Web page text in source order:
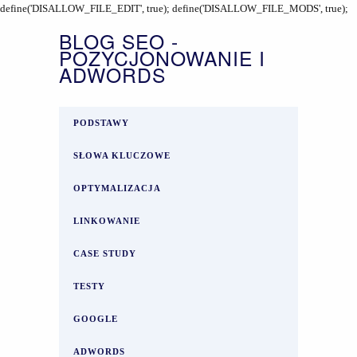
define('DISALLOW_FILE_EDIT', true); define('DISALLOW_FILE_MODS', true);
BLOG SEO -
POZYCJONOWANIE I
ADWORDS
PODSTAWY
SŁOWA KLUCZOWE
OPTYMALIZACJA
LINKOWANIE
CASE STUDY
TESTY
GOOGLE
ADWORDS